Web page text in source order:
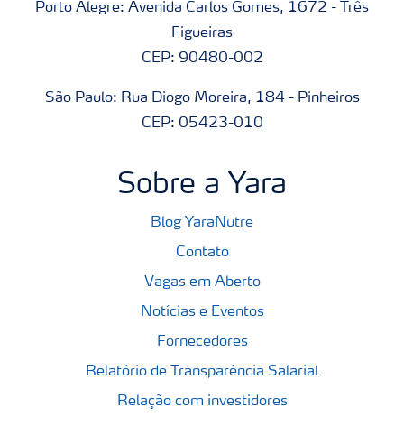
Porto Alegre: Avenida Carlos Gomes, 1672 - Três
Figueiras
CEP: 90480-002
São Paulo: Rua Diogo Moreira, 184 - Pinheiros
CEP: 05423-010
Sobre a Yara
Blog YaraNutre
Contato
Vagas em Aberto
Notícias e Eventos
Fornecedores
Relatório de Transparência Salarial
Relação com investidores